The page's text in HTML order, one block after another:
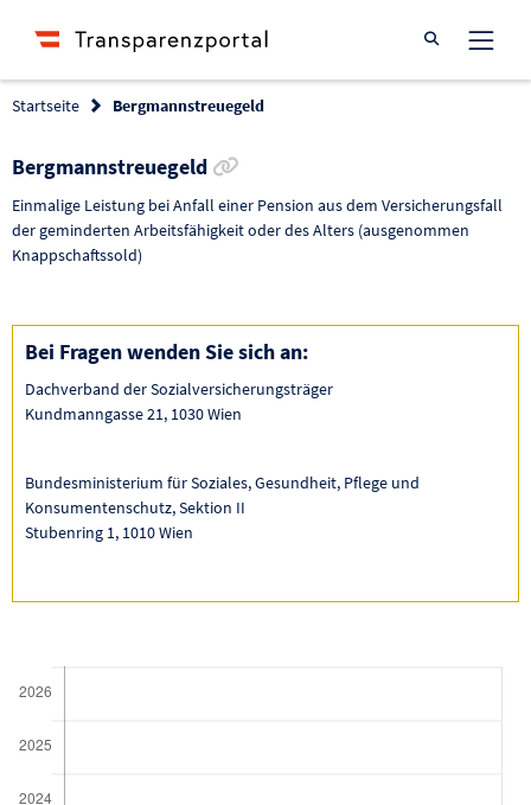
Suche öffnen
Startseite Bergmannstreuegeld
Bergmannstreuegeld
Einmalige Leistung bei Anfall einer Pension aus dem Versicherungsfall
der geminderten Arbeitsfähigkeit oder des Alters (ausgenommen
Knappschaftssold)
Bei Fragen wenden Sie sich an:
Dachverband der Sozialversicherungsträger
Kundmanngasse 21, 1030 Wien
Bundesministerium für Soziales, Gesundheit, Pflege und
Konsumentenschutz, Sektion II
Stubenring 1, 1010 Wien